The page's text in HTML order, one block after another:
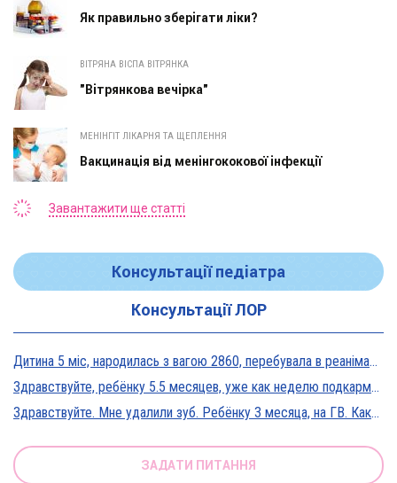
Як правильно зберігати ліки?
ВІТРЯНА ВІСПА ВІТРЯНКА
"Вітрянкова вечірка"
МЕНІНГІТ ЛІКАРНЯ ТА ЩЕПЛЕННЯ
Вакцинація від менінгококової інфекції
Завантажити ще статті
Консультації педіатра
Консультації ЛОР
Дитина 5 міс, народилась з вагою 2860, перебувала в реанімації у дуже тяжкому стані, діагноз Гіпоксична енцефалопатія 2 ст. На даний момент вага 5800, відмовляється від їжі, плаче близько 5 днів, періоди активності присутні, стул зі слизом зелений оформлений, на штучному вигодовуванні Нан безлактозний,за раз або з перервами з'їдає 90-120 мл. Прошу допомоги в даній ситуації?
Здравствуйте, ребёнку 5.5 месяцев, уже как неделю подкармливаю смесью, пробовали 3 вида нан, милупа и остановились на малютке премиум, только вчера появились красные пятна вокруг рта после кормления смесью, и мы опять попробовали милупа и нан, реакция осталась, что делать?
Здравствуйте. Мне удалили зуб. Ребёнку 3 месяца, на ГВ. Какие антибиотики можно принимать? Спасибо
ЗАДАТИ ПИТАННЯ